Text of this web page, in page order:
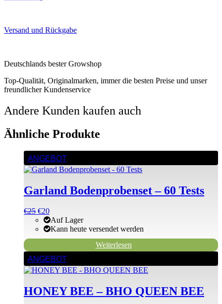
Versand und Rückgabe
Deutschlands bester Growshop
Top-Qualität, Originalmarken, immer die besten Preise und unser
freundlicher Kundenservice
Andere Kunden kaufen auch
Ähnliche Produkte
ANGEBOT
Garland Bodenprobenset – 60 Tests
Ursprünglicher
Preis
war:
€29
€25Aktueller
Preis
ist:
€25.
€20
Auf Lager
Kann heute versendet werden
Weiterlesen
ANGEBOT
HONEY BEE – BHO QUEEN BEE